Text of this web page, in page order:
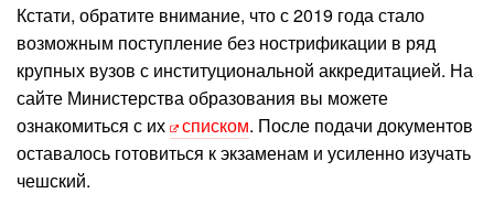
Кстати, обратите внимание, что с 2019 года стало
возможным поступление без нострификации в ряд
крупных вузов с институциональной аккредитацией. На
сайте Министерства образования вы можете
ознакомиться с их
списком. После подачи документов
оставалось готовиться к экзаменам и усиленно изучать
чешский.